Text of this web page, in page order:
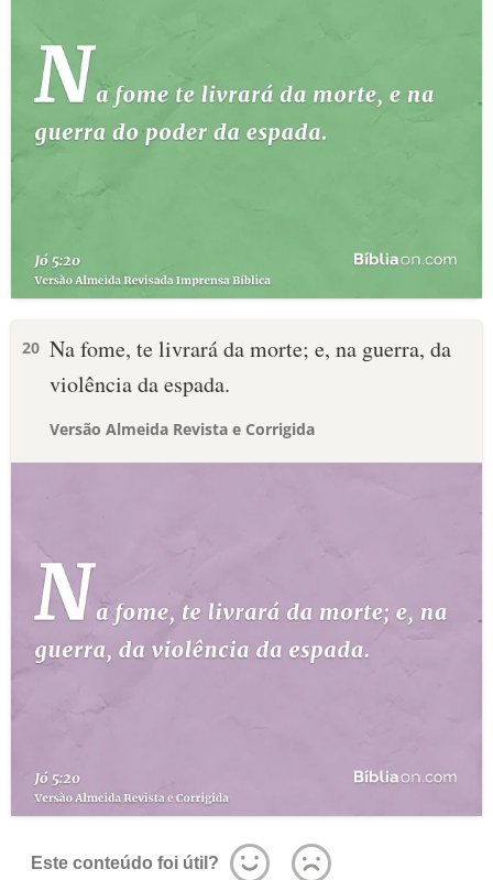
20 Na fome, te livrará da morte; e, na guerra, da
violência da espada.
Versão Almeida Revista e Corrigida
Este conteúdo foi útil?